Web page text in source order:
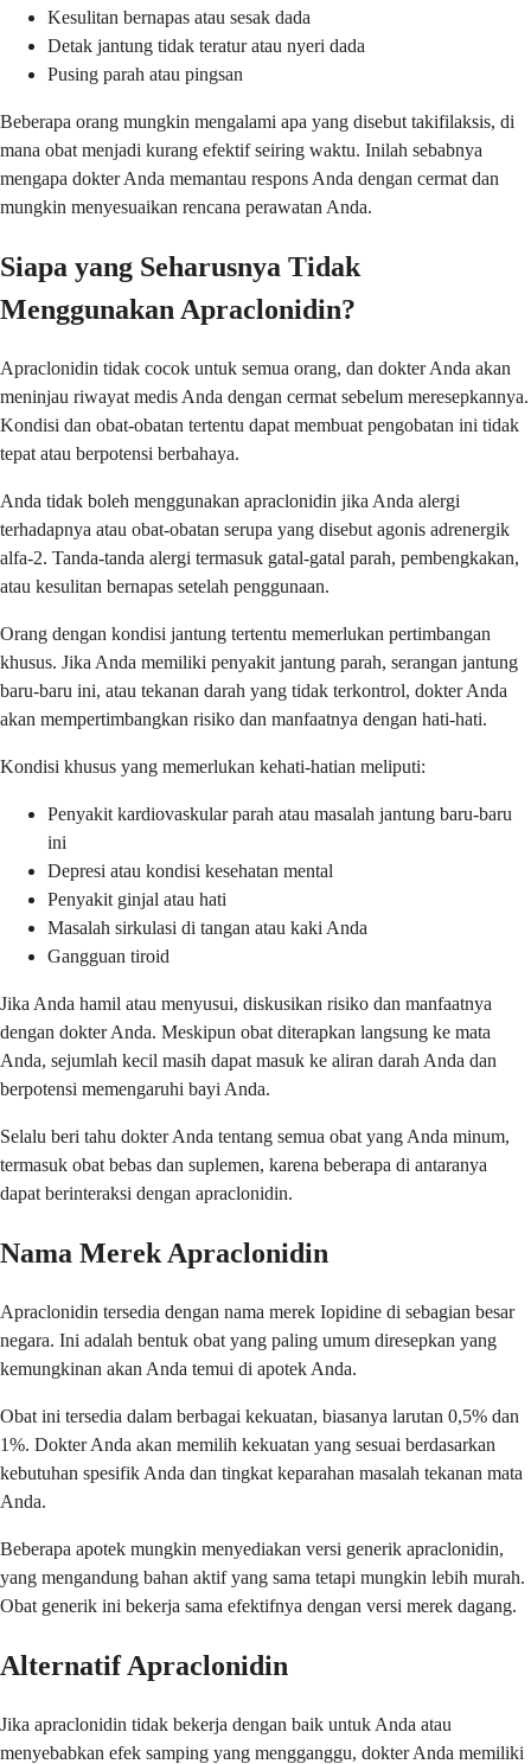
Kesulitan bernapas atau sesak dada
Detak jantung tidak teratur atau nyeri dada
Pusing parah atau pingsan
Beberapa orang mungkin mengalami apa yang disebut takifilaksis, di
mana obat menjadi kurang efektif seiring waktu. Inilah sebabnya
mengapa dokter Anda memantau respons Anda dengan cermat dan
mungkin menyesuaikan rencana perawatan Anda.
Siapa yang Seharusnya Tidak
Menggunakan Apraclonidin?
Apraclonidin tidak cocok untuk semua orang, dan dokter Anda akan
meninjau riwayat medis Anda dengan cermat sebelum meresepkannya.
Kondisi dan obat-obatan tertentu dapat membuat pengobatan ini tidak
tepat atau berpotensi berbahaya.
Anda tidak boleh menggunakan apraclonidin jika Anda alergi
terhadapnya atau obat-obatan serupa yang disebut agonis adrenergik
alfa-2. Tanda-tanda alergi termasuk gatal-gatal parah, pembengkakan,
atau kesulitan bernapas setelah penggunaan.
Orang dengan kondisi jantung tertentu memerlukan pertimbangan
khusus. Jika Anda memiliki penyakit jantung parah, serangan jantung
baru-baru ini, atau tekanan darah yang tidak terkontrol, dokter Anda
akan mempertimbangkan risiko dan manfaatnya dengan hati-hati.
Kondisi khusus yang memerlukan kehati-hatian meliputi:
Penyakit kardiovaskular parah atau masalah jantung baru-baru
ini
Depresi atau kondisi kesehatan mental
Penyakit ginjal atau hati
Masalah sirkulasi di tangan atau kaki Anda
Gangguan tiroid
Jika Anda hamil atau menyusui, diskusikan risiko dan manfaatnya
dengan dokter Anda. Meskipun obat diterapkan langsung ke mata
Anda, sejumlah kecil masih dapat masuk ke aliran darah Anda dan
berpotensi memengaruhi bayi Anda.
Selalu beri tahu dokter Anda tentang semua obat yang Anda minum,
termasuk obat bebas dan suplemen, karena beberapa di antaranya
dapat berinteraksi dengan apraclonidin.
Nama Merek Apraclonidin
Apraclonidin tersedia dengan nama merek Iopidine di sebagian besar
negara. Ini adalah bentuk obat yang paling umum diresepkan yang
kemungkinan akan Anda temui di apotek Anda.
Obat ini tersedia dalam berbagai kekuatan, biasanya larutan 0,5% dan
1%. Dokter Anda akan memilih kekuatan yang sesuai berdasarkan
kebutuhan spesifik Anda dan tingkat keparahan masalah tekanan mata
Anda.
Beberapa apotek mungkin menyediakan versi generik apraclonidin,
yang mengandung bahan aktif yang sama tetapi mungkin lebih murah.
Obat generik ini bekerja sama efektifnya dengan versi merek dagang.
Alternatif Apraclonidin
Jika apraclonidin tidak bekerja dengan baik untuk Anda atau
menyebabkan efek samping yang mengganggu, dokter Anda memiliki